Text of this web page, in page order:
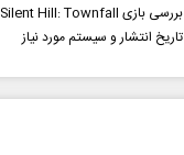
تاریخ انتشار و سیستم مورد نیاز